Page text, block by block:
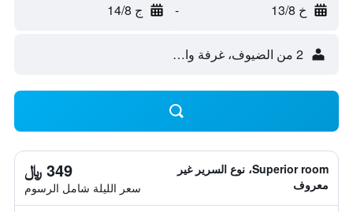
خ 13/8 - ج 14/8
2 من الضيوف، غرفة واحدة
Superior room، نوع السرير غير
معروف
349 ﷼
سعر الليلة شامل الرسوم